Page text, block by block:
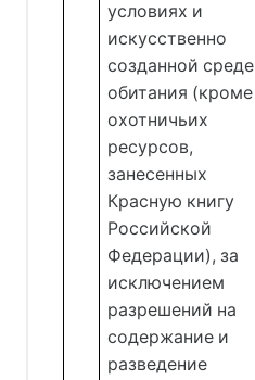
условиях и
искусственно
созданной среде
обитания (кроме
охотничьих
ресурсов,
занесенных
Красную книгу
Российской
Федерации), за
исключением
разрешений на
содержание и
разведение